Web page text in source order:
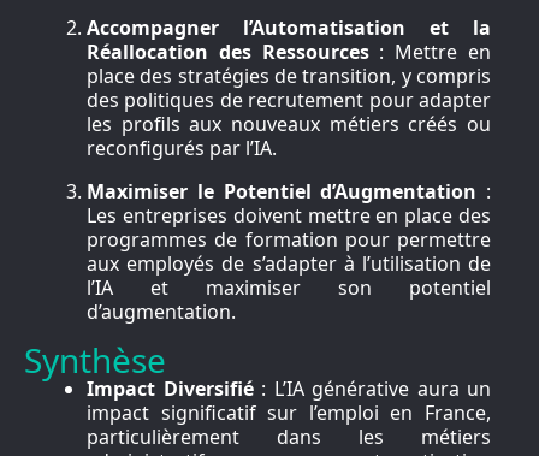
Accompagner l’Automatisation et la
Réallocation des Ressources: Mettre en
place des stratégies de transition, y compris
des politiques de recrutement pour adapter
les profils aux nouveaux métiers créés ou
reconfigurés par l’IA.
Maximiser le Potentiel d’Augmentation :
Les entreprises doivent mettre en place des
programmes de formation pour permettre
aux employés de s’adapter à l’utilisation de
l’IA et maximiser son potentiel
d’augmentation.
Synthèse
Impact Diversifié: L’IA générative aura un
impact significatif sur l’emploi en France,
particulièrement dans les métiers